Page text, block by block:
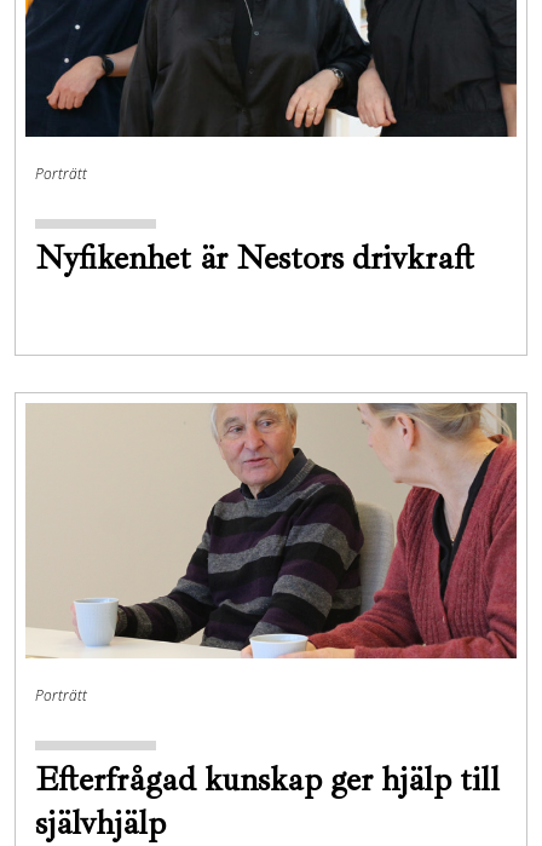
Porträtt
Nyfikenhet är Nestors drivkraft
Porträtt
Efterfrågad kunskap ger hjälp till
självhjälp